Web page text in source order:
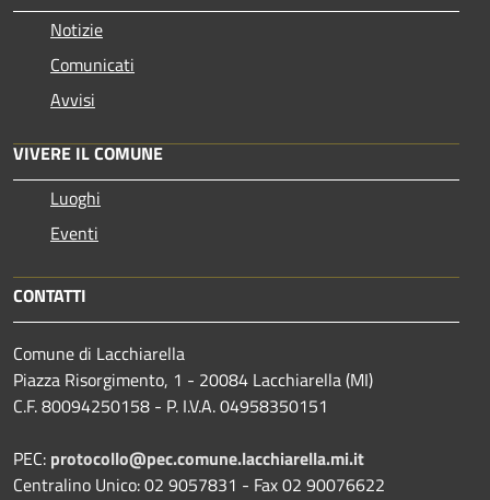
Notizie
Comunicati
Avvisi
VIVERE IL COMUNE
Luoghi
Eventi
CONTATTI
Comune di Lacchiarella
Piazza Risorgimento, 1 - 20084 Lacchiarella (MI)
C.F. 80094250158 - P. I.V.A. 04958350151
PEC: protocollo@pec.comune.lacchiarella.mi.it
Centralino Unico: 02 9057831 - Fax 02 90076622